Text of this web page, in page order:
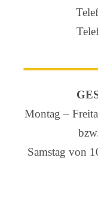
Montag –
Samstag von